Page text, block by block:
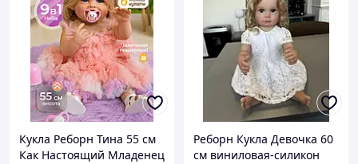
Кукла Реборн Тина 55 см
Как Настоящий Младенец
Реборн Кукла Девочка 60
см виниловая-силикон